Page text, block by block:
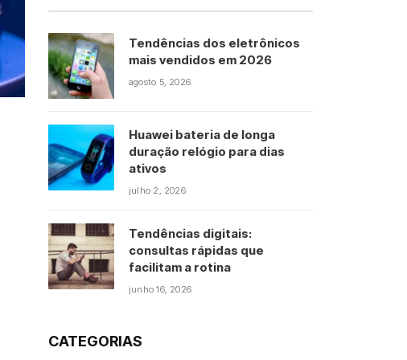
Tendências dos eletrônicos
mais vendidos em 2026
agosto 5, 2026
Huawei bateria de longa
duração relógio para dias
ativos
julho 2, 2026
Tendências digitais:
consultas rápidas que
facilitam a rotina
junho 16, 2026
CATEGORIAS